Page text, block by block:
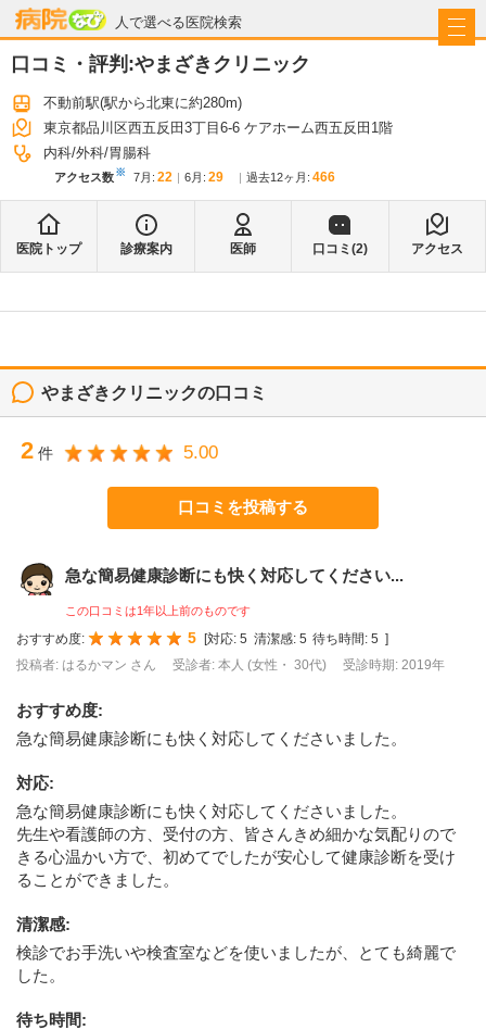
人で選べる医院検索
病院なび
口コミ・評判:やまざきクリニック
不動前駅(駅から北東に約280m)
東京都品川区西五反田3丁目6-6 ケアホーム西五反田1階
内科 外科 胃腸科
アクセス数※ 7月 : 22 6月 : 29 過去12ヶ月: 466
医院トップ 診療案内 医師 口コミ(2) アクセス
やまざきクリニックの口コミ
2 件 5.00
口コミを投稿する
急な簡易健康診断にも快く対応してください...
この口コミは1年以上前のものです
おすすめ度: 5 [対応: 5 清潔感: 5 待ち時間: 5 ]
投稿者: はるかマン さん
受診者: 本人 (女性・ 30代) 受診時期: 2019年
おすすめ度:
急な簡易健康診断にも快く対応してくださいました。
対応:
急な簡易健康診断にも快く対応してくださいました。
先生や看護師の方、受付の方、皆さんきめ細かな気配りので
きる心温かい方で、初めてでしたが安心して健康診断を受け
ることができました。
清潔感:
検診でお手洗いや検査室などを使いましたが、とても綺麗で
した。
待ち時間: